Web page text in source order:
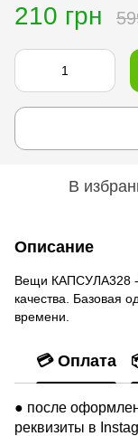
210 грн
В
Описание
Вещи КАПСУЛА328 -
качества. Базовая
времени.
💳 Оплата
● после
реквизиты в